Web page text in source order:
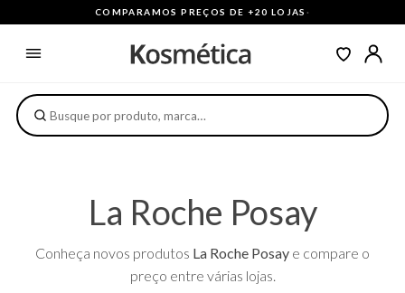
COMPARAMOS PREÇOS DE +20 LOJAS ·
La Roche Posay
Conheça novos produtos La Roche Posay e compare o
preço entre várias lojas.